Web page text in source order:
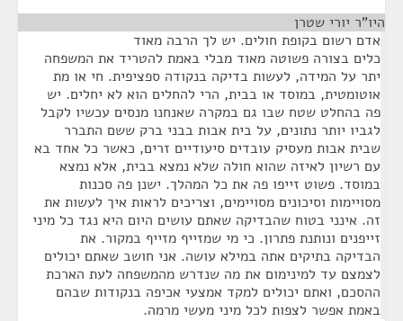
היו"ר יורי שטרן
אדם רשום בקופת חולים. יש לך הרבה מאוד
כלים בצורה פשוטה מאוד מבלי באמת להטריד את המשפחה
יתר על המידה, לעשות בדיקה בנקודה ספציפית. חי או מת
אוטומטית, במוסד או בבית, הרי להחלים הוא לא יחלים. יש
פה בהחלט שטח שבו גם במקרה שאנחנו מנסים עכשיו לקבל
לגביו יותר נתונים, על בית אבות בבני ברק ששם התברר
שבית אבות מעסיק עובדים סיעודיים זרים, כאשר כל אחד בא
עם רשיון לאיזה שהוא חולה שלא נמצא בבית, אלא נמצא
במוסד. פשוט זייפו פה את כל המהלך. ישנן פה סכנות
מסויימות וסיכונים מסויימים, וצריכים לראות איך לעשות את
זה. אינני בטוח שהבדיקה שאתם עושים היום היא נגד כל מיני
זייפנים ונותנת פתרון. כי מי שמזייף מזייף במקור. את
הבדיקה בתיקים אתה במילא עושה. אני חושב שאתם יכולים
לצמצם עד למינימום את מה שנדרש מהמשפחה לעת הארכת
ההסכם, ואתם יכולים למקד אמצעי אכיפה בנקודות שבהם
באמת אפשר לצפות לכל מיני מעשי מרמה.